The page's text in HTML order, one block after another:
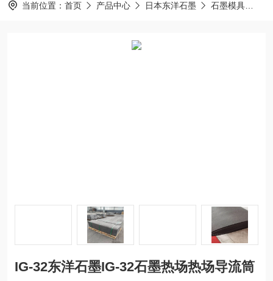
当前位置： 首页 产品中心 日本东洋石墨 石墨模具
IG-32东洋石墨IG-32石墨热场热场导流筒